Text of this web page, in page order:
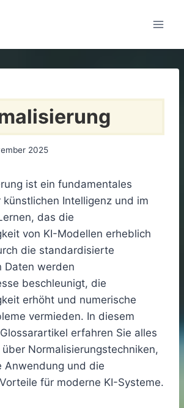
2025
ist ein fundamentales
künstlichen Intelligenz und im
das die
von KI-Modellen erheblich
die standardisierte
Daten werden
beschleunigt, die
erhöht und numerische
vermieden. In diesem
erfahren Sie alles
Normalisierungstechniken,
Anwendung und die
für moderne KI-Systeme.